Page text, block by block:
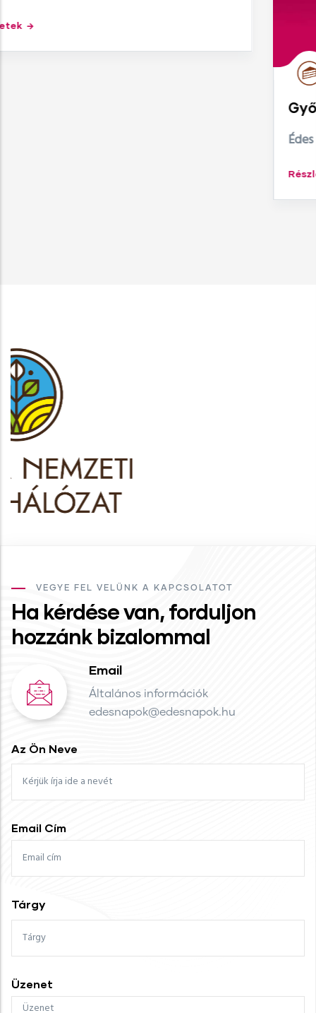
Édes Napok csokoládé- és édességünnep
VEGYE FEL VELÜNK A KAPCSOLATOT
Ha kérdése van, forduljon
hozzánk bizalommal
Email
Általános információk
edesnapok@edesnapok.hu
Az Ön Neve
Email Cím
Tárgy
Üzenet